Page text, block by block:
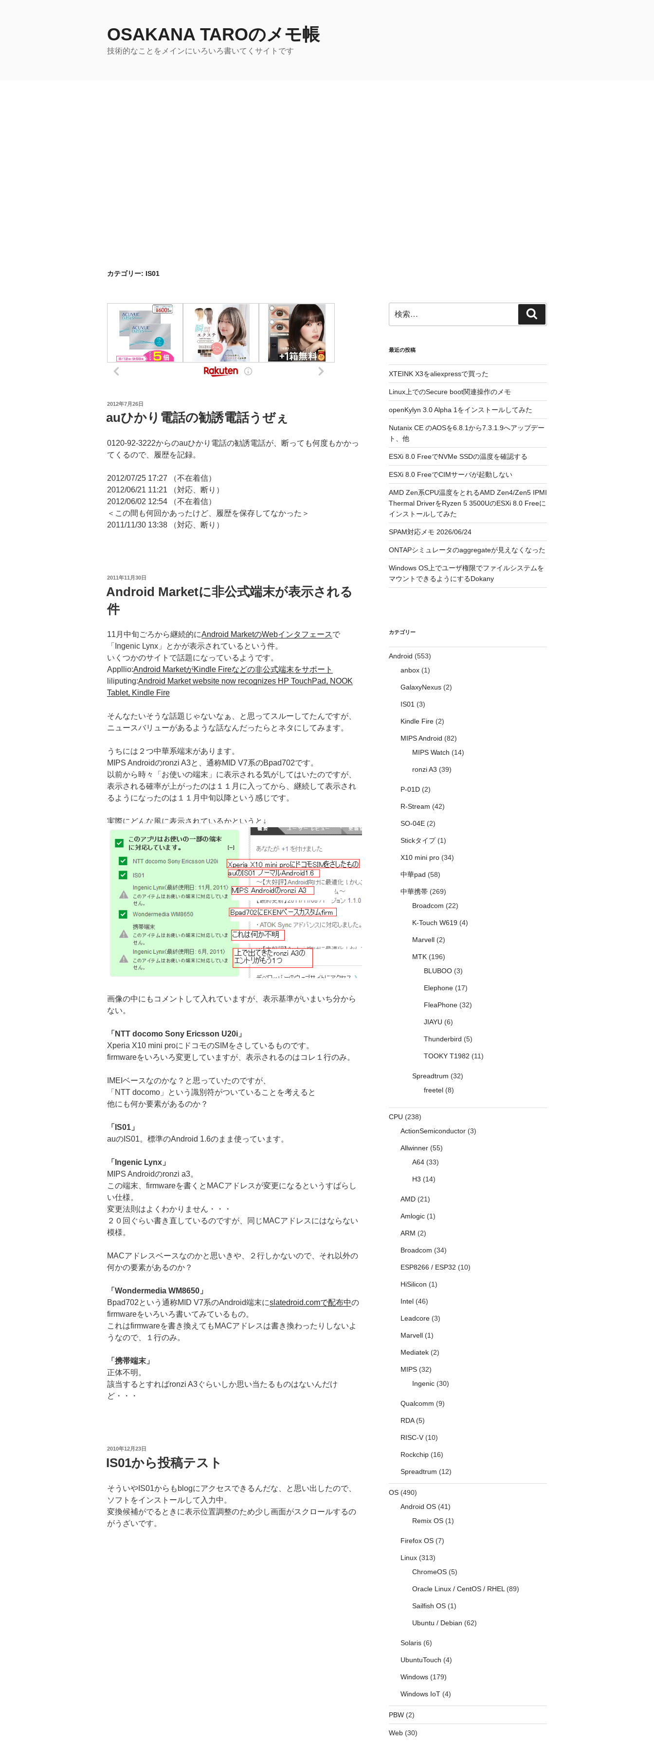
OSAKANA TAROのメモ帳
技術的なことをメインにいろいろ書いてくサイトです
カテゴリー: IS01
投
日:
2012年7月26日
auひかり電話の勧誘電話うぜぇ
0120-92-3222からのauひかり電話の勧誘電話が、断っても何度もかかっ
てくるので、履歴を記録。
2012/07/25 17:27 （不在着信）
2012/06/21 11:21 （対応、断り）
2012/06/02 12:54 （不在着信）
＜この間も何回かあったけど、履歴を保存してなかった＞
2011/11/30 13:38 （対応、断り）
投
日:
2011年11月30日
Android Marketに非公式端末が表示される
件
11月中旬ごろから継続的にAndroid MarketのWebインタフェースで
「Ingenic Lynx」とかが表示されているという件。
いくつかのサイトで話題になっているようです。
Appllio:Android MarketがKindle Fireなどの非公式端末をサポート
liliputing:Android Market website now recognizes HP TouchPad, NOOK
Tablet, Kindle Fire
そんなたいそうな話題じゃないなぁ、と思ってスルーしてたんですが、
ニュースバリューがあるような話なんだったらとネタにしてみます。
うちには２つ中華系端末があります。
MIPS Androidのronzi A3と、通称MID V7系のBpad702です。
以前から時々「お使いの端末」に表示される気がしてはいたのですが、
表示される確率が上がったのは１１月に入ってから、継続して表示され
るようになったのは１１月中旬以降という感じです。
実際にどんな風に表示されているかというと↓
画像の中にもコメントして入れていますが、表示基準がいまいち分から
ない。
「NTT docomo Sony Ericsson U20i」
Xperia X10 mini proにドコモのSIMをさしているものです。
firmwareをいろいろ変更していますが、表示されるのはコレ１行のみ。
IMEIベースなのかな？と思っていたのですが、
「NTT docomo」という識別符がついていることを考えると
他にも何か要素があるのか？
「IS01」
auのIS01。標準のAndroid 1.6のまま使っています。
「Ingenic Lynx」
MIPS Androidのronzi a3。
この端末、firmwareを書くとMACアドレスが変更になるというすばらし
い仕様。
変更法則はよくわかりません・・・
２０回ぐらい書き直しているのですが、同じMACアドレスにはならない
模様。
MACアドレスベースなのかと思いきや、２行しかないので、それ以外の
何かの要素があるのか？
「Wondermedia WM8650」
Bpad702という通称MID V7系のAndroid端末にslatedroid.comで配布中の
firmwareをいろいろ書いてみているもの。
これはfirmwareを書き換えてもMACアドレスは書き換わったりしないよ
うなので、１行のみ。
「携帯端末」
正体不明。
該当するとすればronzi A3ぐらいしか思い当たるものはないんだけ
ど・・・
投
日:
2010年12月23日
IS01から投稿テスト
そういやIS01からもblogにアクセスできるんだな、と思い出したので、
ソフトをインストールして入力中。
変換候補がでるときに表示位置調整のため少し画面がスクロールするの
がうざいです。
索:
索
最近の投稿
XTEINK X3をaliexpressで買った
Linux上でのSecure boot関連操作のメモ
openKylyn 3.0 Alpha 1をインストールしてみた
Nutanix CE のAOSを6.8.1から7.3.1.9へアップデー
ト、他
ESXi 8.0 FreeでNVMe SSDの温度を確認する
ESXi 8.0 FreeでCIMサーバが起動しない
AMD Zen系CPU温度をとれるAMD Zen4/Zen5 IPMI
Thermal DriverをRyzen 5 3500UのESXi 8.0 Freeに
インストールしてみた
SPAM対応メモ 2026/06/24
ONTAPシミュレータのaggregateが見えなくなった
Windows OS上でユーザ権限でファイルシステムを
マウントできるようにするDokany
カテゴリー
Android (553)
anbox(1)
GalaxyNexus(2)
IS01 (3)
Kindle Fire(2)
MIPS Android (82)
MIPS Watch (14)
ronzi A3 (39)
P-01D(2)
R-Stream (42)
SO-04E(2)
Stickタイプ(1)
X10 mini pro(34)
中華pad (58)
中華携帯(269)
Broadcom (22)
K-Touch W619(4)
Marvell(2)
MTK(196)
BLUBOO(3)
Elephone(17)
FleaPhone(32)
JIAYU (6)
Thunderbird (5)
TOOKY T1982 (11)
Spreadtrum (32)
freetel(8)
CPU (238)
ActionSemiconductor(3)
Allwinner(55)
A64(33)
H3 (14)
AMD(21)
Amlogic(1)
ARM (2)
Broadcom (34)
ESP8266 / ESP32 (10)
HiSilicon (1)
Intel(46)
Leadcore(3)
Marvell(1)
Mediatek(2)
MIPS(32)
Ingenic(30)
Qualcomm (9)
RDA(5)
RISC-V(10)
Rockchip(16)
Spreadtrum (12)
OS(490)
Android OS(41)
Remix OS(1)
Firefox OS(7)
Linux(313)
ChromeOS(5)
Oracle Linux / CentOS / RHEL (89)
Sailfish OS(1)
Ubuntu / Debian (62)
Solaris(6)
UbuntuTouch (4)
Windows(179)
Windows IoT(4)
PBW(2)
Web(30)